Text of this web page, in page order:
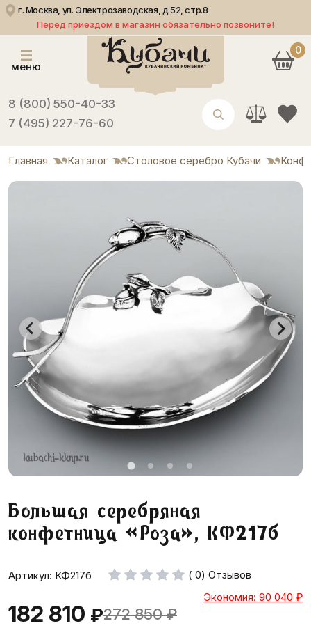
г. Москва, ул. Электрозаводская, д.52, стр.8
Перед приездом в магазин обязательно позвоните!
меню
8 (800) 550-40-33
7 (495) 227-76-60
0
Главная Каталог Столовое серебро Кубачи
Большая серебряная
конфетница «Роза», КФ217б
Артикул: КФ217б ( 0) Отзывов
182 810 ₽272 850 ₽
Экономия: 90 040 ₽